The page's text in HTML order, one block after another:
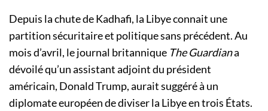
Depuis la chute de Kadhafi, la Libye connait une
partition sécuritaire et politique sans précédent. Au
mois d’avril, le journal britannique The Guardiana
dévoilé qu’un assistant adjoint du président
américain, Donald Trump, aurait suggéré à un
diplomate européen de diviser la Libye en trois États.